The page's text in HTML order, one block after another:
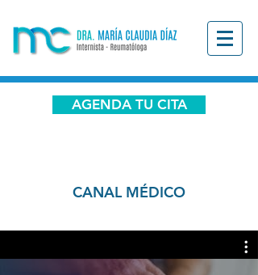
AGENDA TU CITA
CANAL MÉDICO